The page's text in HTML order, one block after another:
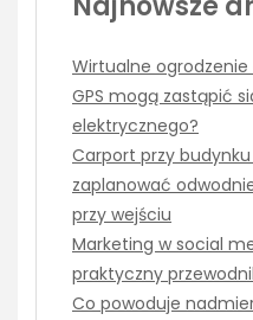
Wirtualne
GPS mogą zastąpić
elektrycznego?
Carport przy
zaplanować
przy wejściu
Marketing w social
praktyczny
Co powoduje